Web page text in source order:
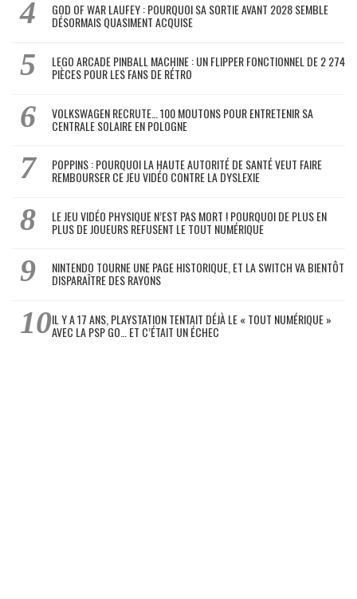
GOD OF WAR LAUFEY : POURQUOI SA SORTIE AVANT 2028 SEMBLE
DÉSORMAIS QUASIMENT ACQUISE
LEGO ARCADE PINBALL MACHINE : UN FLIPPER FONCTIONNEL DE 2 274
PIÈCES POUR LES FANS DE RÉTRO
VOLKSWAGEN RECRUTE… 100 MOUTONS POUR ENTRETENIR SA
CENTRALE SOLAIRE EN POLOGNE
POPPINS : POURQUOI LA HAUTE AUTORITÉ DE SANTÉ VEUT FAIRE
REMBOURSER CE JEU VIDÉO CONTRE LA DYSLEXIE
LE JEU VIDÉO PHYSIQUE N’EST PAS MORT ! POURQUOI DE PLUS EN
PLUS DE JOUEURS REFUSENT LE TOUT NUMÉRIQUE
NINTENDO TOURNE UNE PAGE HISTORIQUE, ET LA SWITCH VA BIENTÔT
DISPARAÎTRE DES RAYONS
IL Y A 17 ANS, PLAYSTATION TENTAIT DÉJÀ LE « TOUT NUMÉRIQUE »
AVEC LA PSP GO… ET C’ÉTAIT UN ÉCHEC